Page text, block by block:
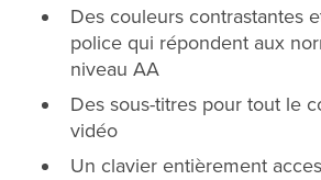
Des couleurs contrastantes
police qui répondent aux
niveau AA
Des sous-titres pour tout le
vidéo
Un clavier entièrement